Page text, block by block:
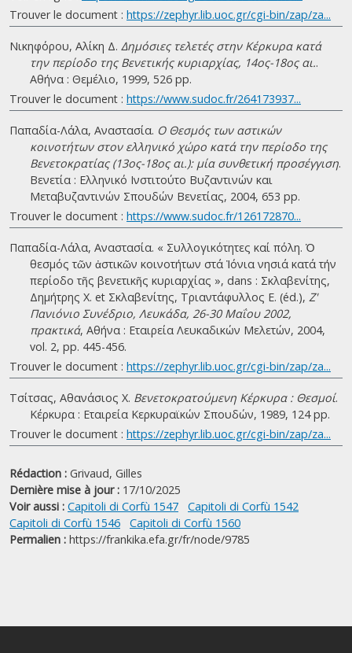
Trouver le document : https://zephyr.lib.uoc.gr/cgi-bin/zap/za...
Νικηφόρου, Αλίκη Δ. Δημόσιες τελετές στην Κέρκυρα κατά
την περίοδο της Βενετικής κυριαρχίας, 14ος-18ος αι..
Αθήνα : Θεμέλιο, 1999, 526 pp.
Trouver le document : https://www.sudoc.fr/264173937...
Παπαδία-Λάλα, Αναστασία. Ο Θεσμός των αστικών
κοινοτήτων στον ελληνικό χώρο κατά την περίοδο της
Βενετοκρατίας (13ος-18ος αι.): μία συνθετική προσέγγιση.
Βενετία : Ελληνικό Ινστιτούτο Βυζαντινών και
Μεταβυζαντινών Σπουδών Βενετίας, 2004, 653 pp.
Trouver le document : https://www.sudoc.fr/126172870...
Παπαδία-Λάλα, Αναστασία. « Συλλογικότητες καί πόλη. Ὁ
θεσµός τῶν ἀστικῶν κοινοτήτων στά Ἰόνια νησιά κατά τήν
περίοδο τῆς βενετικῆς κυριαρχίας », dans : Σκλαβενίτης,
Δημήτρης Χ. et Σκλαβενίτης, Τριαντάφυλλος Ε. (éd.), Ζ'
Πανιόνιο Συνέδριο, Λευκάδα, 26-30 Μαΐου 2002,
πρακτικά, Αθήνα : Εταιρεία Λευκαδικών Μελετών, 2004,
vol. 2, pp. 445-456.
Trouver le document : https://zephyr.lib.uoc.gr/cgi-bin/zap/za...
Τσίτσας, Αθανάσιος Χ. Βενετοκρατούμενη Κέρκυρα : Θεσμοί.
Κέρκυρα : Εταιρεία Κερκυραϊκών Σπουδών, 1989, 124 pp.
Trouver le document : https://zephyr.lib.uoc.gr/cgi-bin/zap/za...
Rédaction : Grivaud, Gilles
Dernière mise à jour : 17/10/2025
Voir aussi : Capitoli di Corfù 1547
Capitoli di Corfù 1542
Capitoli di Corfù 1546
Capitoli di Corfù 1560
Permalien : https://frankika.efa.gr/fr/node/9785